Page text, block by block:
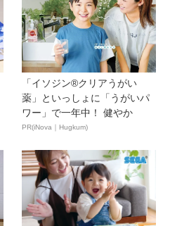
「イソジン®クリアうがい
薬」といっしょに「うがいパ
ワー」で一年中！ 健やか
PR(iNova｜Hugkum)